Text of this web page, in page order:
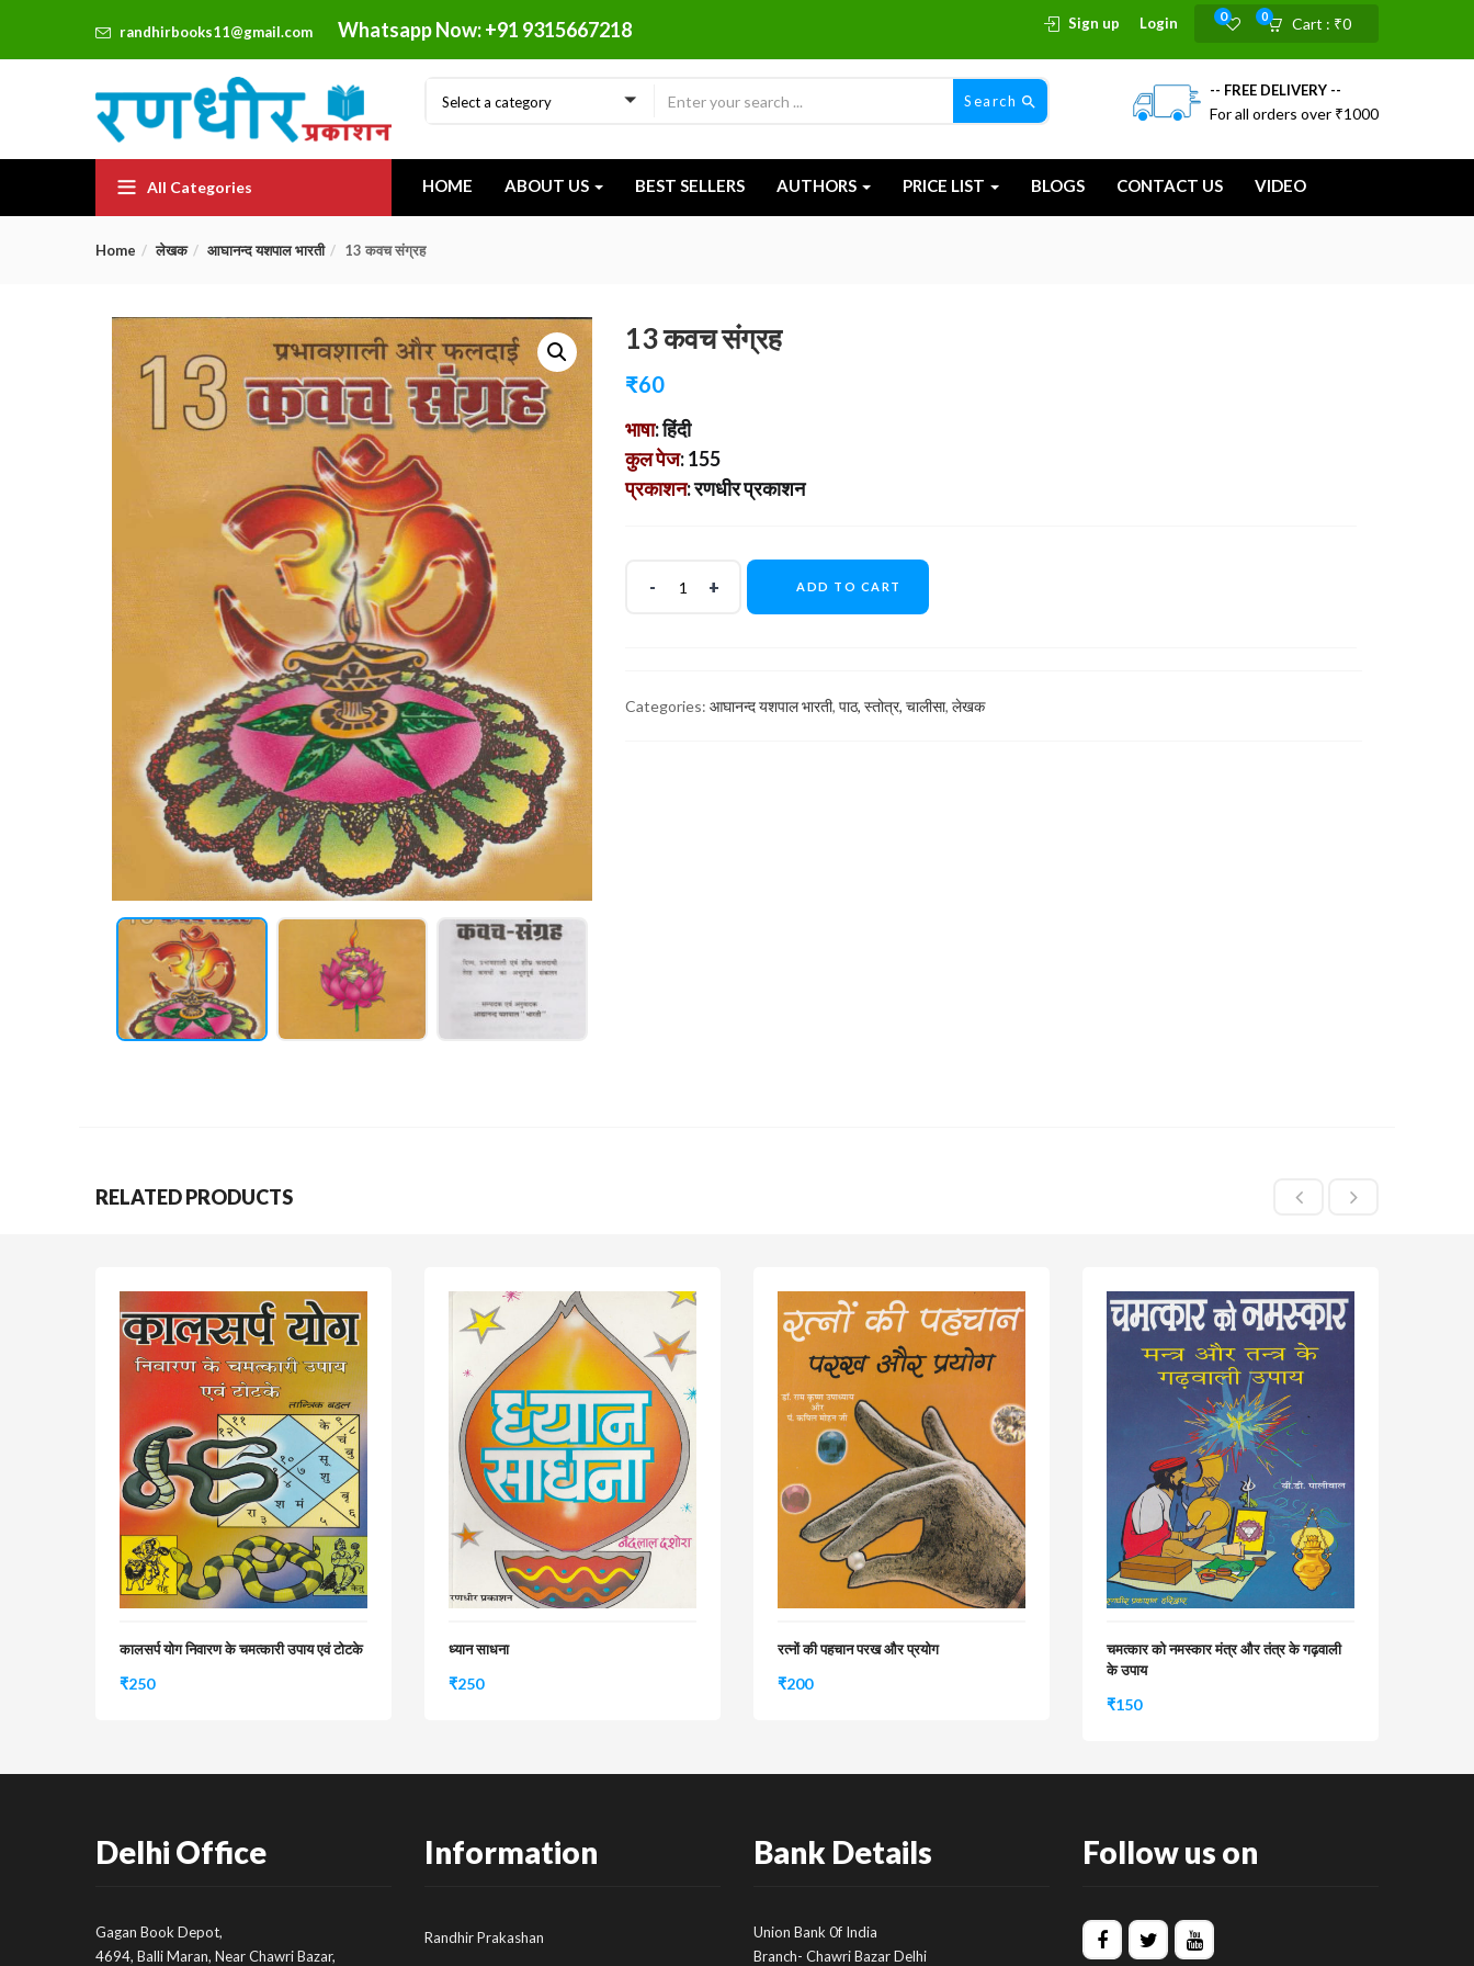
randhirbooks11@gmail.com Whatsapp Now: +91 9315667218 Cart : ₹0
0
0
Sign up Login
Select a category Search
-- FREE DELIVERY --
For all orders over ₹1000
All Categories HOME ABOUT US BEST SELLERS AUTHORS PRICE LIST BLOGS CONTACT US VIDEO
Home लेखक आघानन्द यशपाल भारती 13 कवच संग्रह
13 कवच संग्रह
₹60
भाषा: हिंदी
कुल पेज: 155
प्रकाशन: रणधीर प्रकाशन
ADD TO CART
Categories: आघानन्द यशपाल भारती, पाठ, स्तोत्र, चालीसा, लेखक
RELATED PRODUCTS
कालसर्प योग निवारण के चमत्कारी उपाय एवं टोटके
₹250
ध्यान साधना
₹250
रत्नों की पहचान परख और प्रयोग
₹200
चमत्कार को नमस्कार मंत्र और तंत्र के गढ़वाली
के उपाय
₹150
Delhi Office
Gagan Book Depot,
4694, Balli Maran, Near Chawri Bazar,
Information
Randhir Prakashan
Bank Details
Union Bank 0f India
Branch- Chawri Bazar Delhi
Follow us on